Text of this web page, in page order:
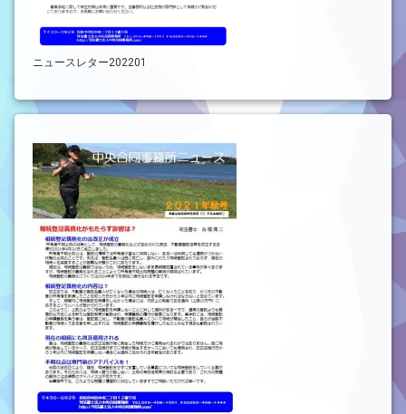
ニュースレター202201